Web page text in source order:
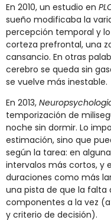
En 2010, un estudio en
sueño modificaba la
percepción temporal y
corteza prefrontal, una
cansancio. En otras
cerebro se queda sin
se vuelve más inestable.
En 2013,
temporización de
noche sin dormir. Lo
estimación, sino que
según la tarea: en
intervalos más cortos, y
duraciones como más
una pista de que la falta
componentes a la vez
y criterio de decisión).